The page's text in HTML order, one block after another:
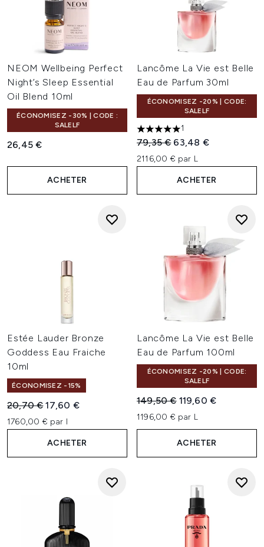
NEOM Wellbeing Perfect
Night’s Sleep Essential
Oil Blend 10ml
ÉCONOMISEZ -30% | CODE :
SALELF
26,45 €
ACHETER
Lancôme La Vie est Belle
Eau de Parfum 30ml
ÉCONOMISEZ -20% | CODE:
SALELF
5 étoiles sur un maximum de
1
Prix de vente :
79,35 € Prix ​​actuel :
63,48 €
2116,00 € par L
ACHETER
Estée Lauder Bronze
Goddess Eau Fraiche
10ml
ÉCONOMISEZ -15%
Prix de vente :
20,70 €Prix ​​actuel :
17,60 €
1760,00 € par l
ACHETER
Lancôme La Vie est Belle
Eau de Parfum 100ml
ÉCONOMISEZ -20% | CODE:
SALELF
Prix de vente :
149,50 € Prix ​​actuel :
119,60 €
1196,00 € par L
ACHETER